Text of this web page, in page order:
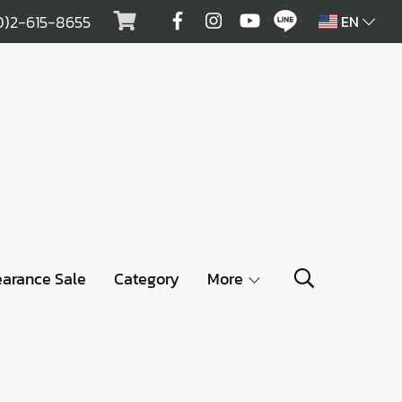
615-8655 EN
Sale Category More